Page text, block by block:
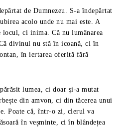
de Dumnezeu. S-a îndepărtat
acolo unde nu mai este. A
locul, ci inima. Că nu lumânarea
divinul nu stă în icoană, ci în
în iertarea oferită fără
lumea, ci doar și-a mutat
din amvon, ci din tăcerea unui
Poate că, într-o zi, clerul va
în veșminte, ci în blândețea